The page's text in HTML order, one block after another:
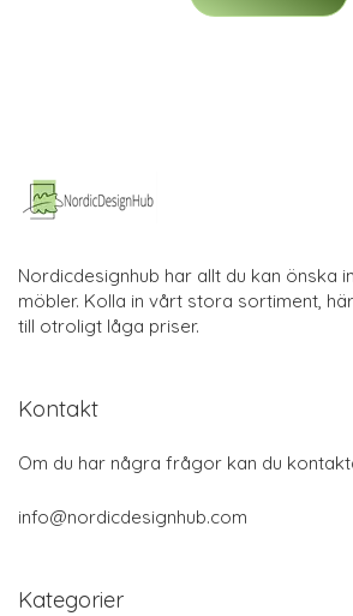
Nordicdesignhub har allt du kan önska
möbler. Kolla in vårt stora sortiment,
till otroligt låga priser.
Kontakt
Om du har några frågor kan du
info@nordicdesignhub.com
Kategorier